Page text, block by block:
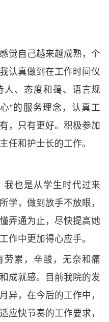
觉自己越来越成熟，个
认真做到在工作时间仪
人、态度和蔼、语言规
”的服务理念，认真工
，只有更好。积极参加
任和护士长的工作。
我也是从学生时代过来
学，做到放手不放眼，
弄通为止，尽快提高她
作中更加得心应手。
劳累，辛酸，无奈和痛
成就感。目前我院的发
异，在今后的工作中，
应快节奏的工作要求，